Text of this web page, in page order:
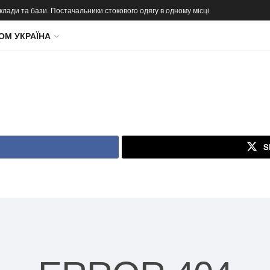
та бази. Постачальники стокового одягу в одному місці
УКРАЇНА